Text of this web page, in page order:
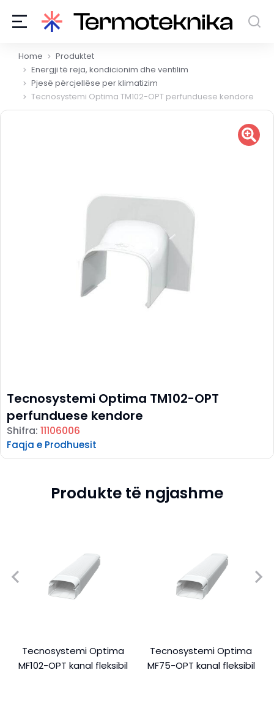
You are here:
Home
Produktet
Energji të reja, kondicionim dhe ventilim
Pjesë përcjellëse per klimatizim
Tecnosystemi Optima TM102-OPT perfunduese kendore
Tecnosystemi Optima TM102-OPT
perfunduese kendore
Shifra: 11106006
Faqja e Prodhuesit
Produkte të ngjashme
Tecnosystemi Optima
MF102-OPT kanal fleksibil
Tecnosystemi Optima
MF75-OPT kanal fleksibil